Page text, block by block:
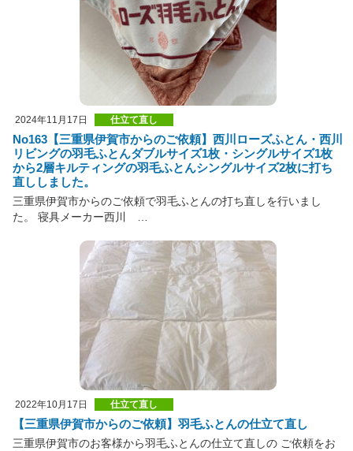
2024年11月17日 仕立て直し
No163【三重県伊賀市からのご依頼】西川ローズふとん・西川
リビングの羽毛ふとんダブルサイズ1枚・シングルサイズ1枚
から2層キルティングの羽毛ふとんシングルサイズ2枚に打ち
直ししました。
三重県伊賀市からのご依頼で羽毛ふとんの打ち直しを行いまし
た。 寝具メーカー西川 …
2022年10月17日 仕立て直し
【三重県伊賀市からのご依頼】羽毛ふとんの仕立て直し
三重県伊賀市のお客様から羽毛ふとんの仕立て直しの ご依頼をお